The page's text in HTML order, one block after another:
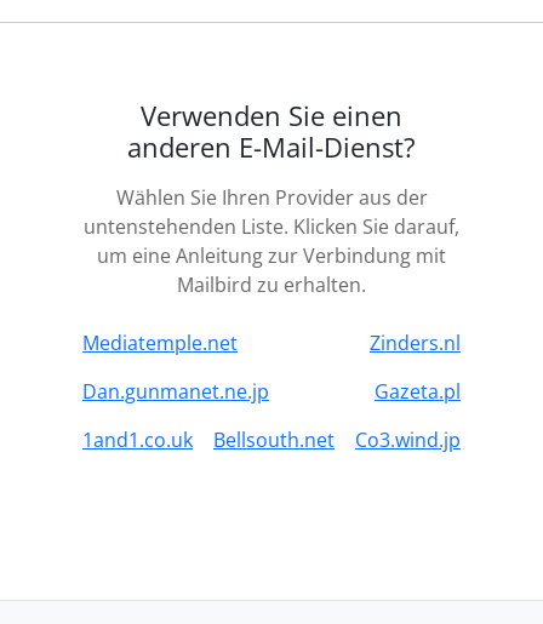
Verwenden Sie einen
anderen E-Mail-Dienst?
Wählen Sie Ihren Provider aus der
untenstehenden Liste. Klicken Sie darauf,
um eine Anleitung zur Verbindung mit
Mailbird zu erhalten.
Mediatemple.net
Zinders.nl
Dan.gunmanet.ne.jp
Gazeta.pl
1and1.co.uk
Bellsouth.net Co3.wind.jp